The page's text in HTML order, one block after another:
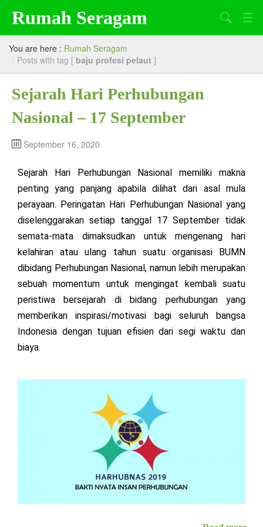
Rumah Seragam
Beranda
Tentang Kami
Produk
Artikel
Lowongan Kerja
You are here : Rumah Seragam
/ Posts with tag [ baju profesi pelaut ]
Sejarah Hari Perhubungan
Nasional – 17 September
September 16, 2020
Sejarah Hari Perhubungan Nasional memiliki makna
penting yang panjang apabila dilihat dari asal mula
perayaan. Peringatan Hari Perhubungan Nasional yang
diselenggarakan setiap tanggal 17 September tidak
semata-mata dimaksudkan untuk mengenang hari
kelahiran atau ulang tahun suatu organisasi BUMN
dibidang Perhubungan Nasional, namun lebih merupakan
sebuah momentum untuk mengingat kembali suatu
peristiwa bersejarah di bidang perhubungan yang
memberikan inspirasi/motivasi bagi seluruh bangsa
Indonesia dengan tujuan efisien dari segi waktu dan
biaya.